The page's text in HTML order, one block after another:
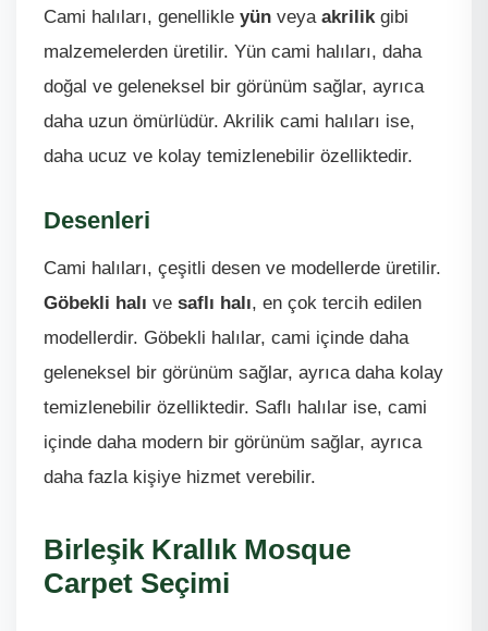
Cami halıları, genellikle yün veya akrilik gibi
malzemelerden üretilir. Yün cami halıları, daha
doğal ve geleneksel bir görünüm sağlar, ayrıca
daha uzun ömürlüdür. Akrilik cami halıları ise,
daha ucuz ve kolay temizlenebilir özelliktedir.
Desenleri
Cami halıları, çeşitli desen ve modellerde üretilir.
Göbekli halı ve saflı halı, en çok tercih edilen
modellerdir. Göbekli halılar, cami içinde daha
geleneksel bir görünüm sağlar, ayrıca daha kolay
temizlenebilir özelliktedir. Saflı halılar ise, cami
içinde daha modern bir görünüm sağlar, ayrıca
daha fazla kişiye hizmet verebilir.
Birleşik Krallık Mosque
Carpet Seçimi